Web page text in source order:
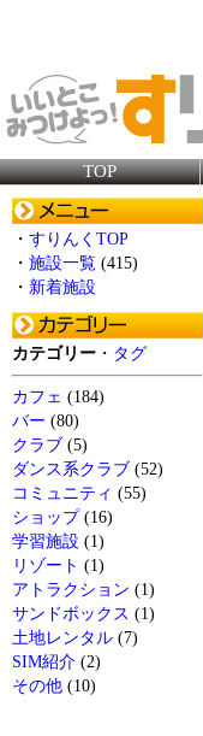
TOP
・ すりんくTOP
・ 施設一覧 (415)
・ 新着施設
カテゴリー ・ タグ
カフェ (184)
バー (80)
クラブ (5)
ダンス系クラブ (52)
コミュニティ (55)
ショップ(16)
学習施設 (1)
リゾート (1)
アトラクション (1)
サンドボックス (1)
土地レンタル (7)
SIM紹介 (2)
その他 (10)